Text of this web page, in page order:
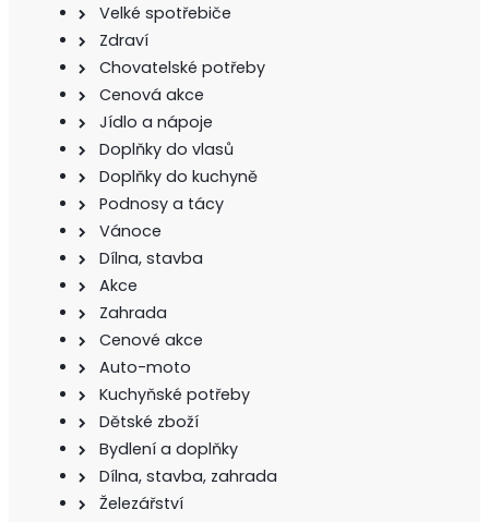
Velké spotřebiče
Zdraví
Chovatelské potřeby
Cenová akce
Jídlo a nápoje
Doplňky do vlasů
Doplňky do kuchyně
Podnosy a tácy
Vánoce
Dílna, stavba
Akce
Zahrada
Cenové akce
Auto-moto
Kuchyňské potřeby
Dětské zboží
Bydlení a doplňky
Dílna, stavba, zahrada
Železářství